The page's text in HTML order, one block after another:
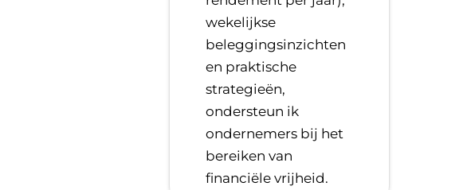
wekelijkse
beleggingsinzichten
en praktische
strategieën,
ondersteun ik
ondernemers bij het
bereiken van
financiële vrijheid.